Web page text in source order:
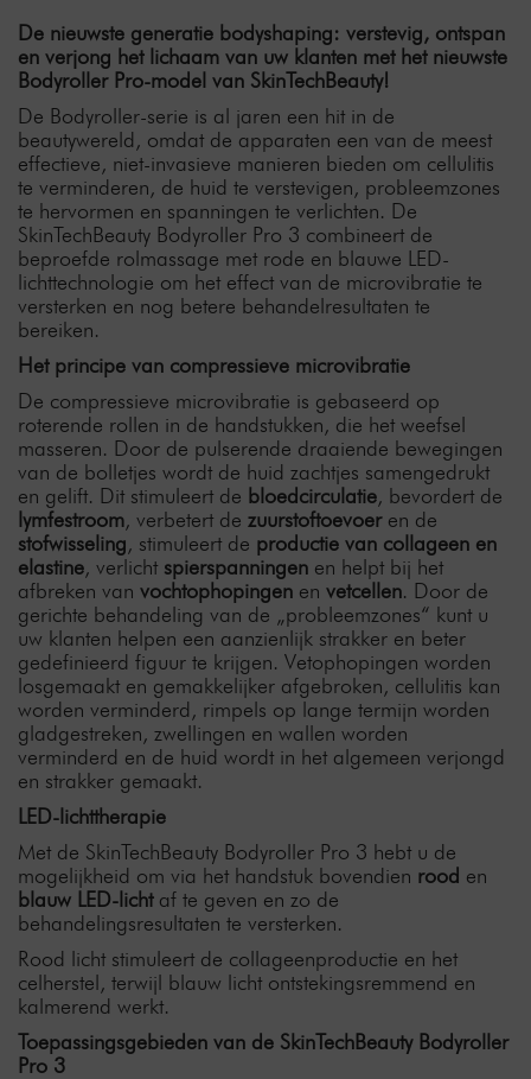
De nieuwste generatie bodyshaping: verstevig, ontspan
en verjong het lichaam van uw klanten met het nieuwste
Bodyroller Pro-model van SkinTechBeauty!
De Bodyroller-serie is al jaren een hit in de
beautywereld, omdat de apparaten een van de meest
effectieve, niet-invasieve manieren bieden om cellulitis
te verminderen, de huid te verstevigen, probleemzones
te hervormen en spanningen te verlichten. De
SkinTechBeauty Bodyroller Pro 3 combineert de
beproefde rolmassage met rode en blauwe LED-
lichttechnologie om het effect van de microvibratie te
versterken en nog betere behandelresultaten te
bereiken.
Het principe van compressieve microvibratie
De compressieve microvibratie is gebaseerd op
roterende rollen in de handstukken, die het weefsel
masseren. Door de pulserende draaiende bewegingen
van de bolletjes wordt de huid zachtjes samengedrukt
en gelift. Dit stimuleert de bloedcirculatie, bevordert de
lymfestroom, verbetert de zuurstoftoevoeren de
stofwisseling, stimuleert de productie van collageen en
elastine, verlicht spierspanningen en helpt bij het
afbreken van vochtophopingen en vetcellen. Door de
gerichte behandeling van de „probleemzones“ kunt u
uw klanten helpen een aanzienlijk strakker en beter
gedefinieerd figuur te krijgen. Vetophopingen worden
losgemaakt en gemakkelijker afgebroken, cellulitis kan
worden verminderd, rimpels op lange termijn worden
gladgestreken, zwellingen en wallen worden
verminderd en de huid wordt in het algemeen verjongd
en strakker gemaakt.
LED-lichttherapie
Met de SkinTechBeauty Bodyroller Pro 3 hebt u de
mogelijkheid om via het handstuk bovendien rood en
blauw LED-lichtaf te geven en zo de
behandelingsresultaten te versterken.
Rood licht stimuleert de collageenproductie en het
celherstel, terwijl blauw licht ontstekingsremmend en
kalmerend werkt.
Toepassingsgebieden van de SkinTechBeauty Bodyroller
Pro 3